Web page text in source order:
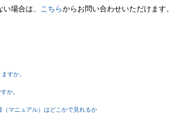
場合は、 こちらからお問い合わせいただけます。
すか。
か。
マニュアル）はどこかで見れるか